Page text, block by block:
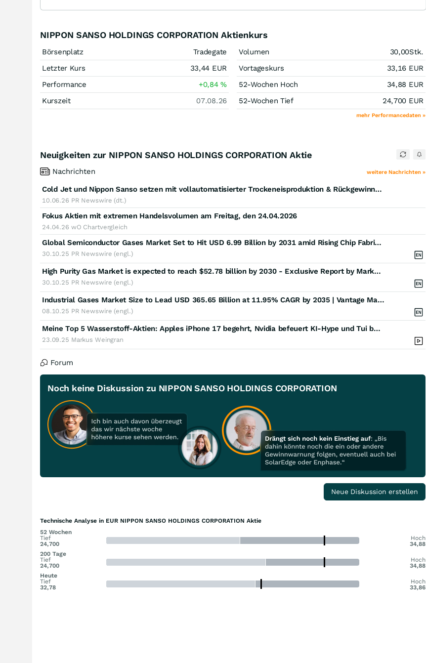
NIPPON SANSO HOLDINGS CORPORATION Aktienkurs
Börsenplatz
Tradegate
Letzter Kurs
33,44 EUR
Performance
+0,84%
Kurszeit
07.08.26
Volumen 30,00Stk.
Vortageskurs
33,16 EUR
52-Wochen Hoch
34,88 EUR
52-Wochen Tief
24,700 EUR
mehr Performancedaten »
Neuigkeiten zur NIPPON SANSO HOLDINGS CORPORATION Aktie
Nachrichten weitere Nachrichten »
Cold Jet und Nippon Sanso setzen mit vollautomatisierter Trockeneisproduktion & Rückgewinnungssystemen neue Maßstäbe in Köping, Schweden
10.06.26 PR Newswire (dt.)
Fokus Aktien mit extremen Handelsvolumen am Freitag, den 24.04.2026
24.04.26 wO Chartvergleich
Global Semiconductor Gases Market Set to Hit USD 6.99 Billion by 2031 amid Rising Chip Fabrication Demand | Valuates Reports
30.10.25 PR Newswire (engl.)
High Purity Gas Market is expected to reach $52.78 billion by 2030 - Exclusive Report by MarketsandMarkets
30.10.25 PR Newswire (engl.)
Industrial Gases Market Size to Lead USD 365.65 Billion at 11.95% CAGR by 2035 | Vantage Market Research
08.10.25 PR Newswire (engl.)
Meine Top 5 Wasserstoff-Aktien: Apples iPhone 17 begehrt, Nvidia befeuert KI-Hype und Tui bestätigt Ziele
23.09.25 Markus Weingran
Forum
Noch keine Diskussion zu NIPPON SANSO HOLDINGS CORPORATION
Neue Diskussion erstellen
Technische Analyse in EUR NIPPON SANSO HOLDINGS CORPORATION Aktie
52 Wochen
Tief
24,700
Hoch
34,88
200 Tage
Tief
24,700
Hoch
34,88
Heute
Tief
32,78
Hoch
33,86